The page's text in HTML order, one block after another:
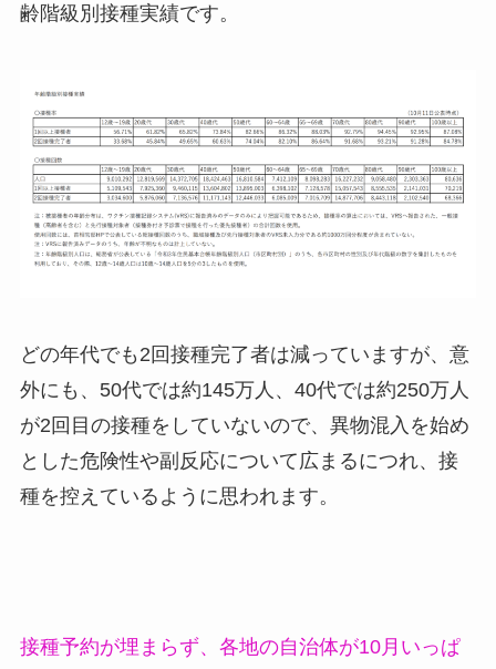
齢階級別接種実績です。
どの年代でも2回接種完了者は減っていますが、意
外にも、50代では約145万人、40代では約250万人
が2回目の接種をしていないので、異物混入を始め
とした危険性や副反応について広まるにつれ、接
種を控えているように思われます。
接種予約が埋まらず、各地の自治体が10月いっぱ